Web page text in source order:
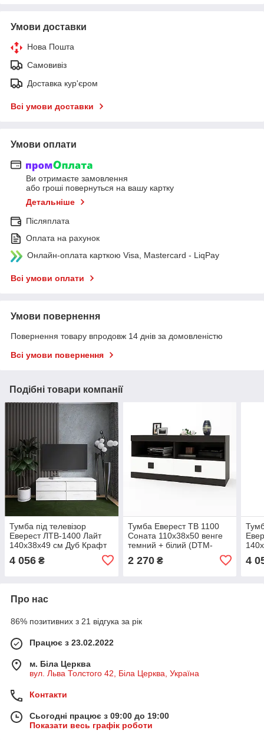
Умови доставки
Нова Пошта
Самовивіз
Доставка кур'єром
Всі умови доставки
Умови оплати
Ви отримаєте замовлення
або гроші повернуться на вашу картку
Детальніше
Післяплата
Оплата на рахунок
Онлайн-оплата карткою Visa, Mastercard - LiqPay
Всі умови оплати
Умови повернення
Повернення товару впродовж 14 днів за домовленістю
Всі умови повернення
Подібні товари компанії
Тумба під телевізор
Еверест ЛТВ-1400 Лайт
140х38х49 см Дуб Крафт
4 056 ₴
Тумба Еверест ТВ 1100
Соната 110х38х50 венге
темний + білий (DTM-
2 270₴ 4
Про нас
86% позитивних з 21 відгука за рік
Працює з 23.02.2022
м. Біла Церква
вул. Льва Толстого 42, Біла Церква, Україна
Контакти
Сьогодні працює з 09:00 до 19:00
Показати весь графік роботи